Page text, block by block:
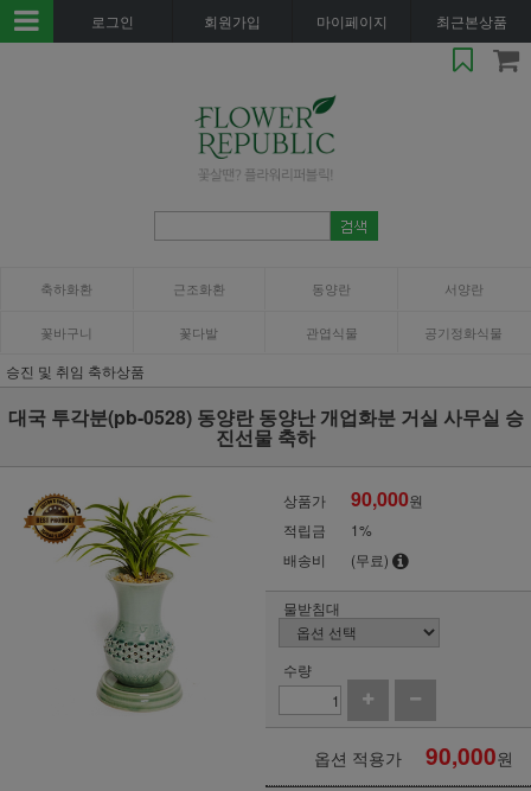
로그인 회원가입 마이페이지 최근본상품
축하화환 근조화환 동양란 서양란
꽃바구니 꽃다발 관엽식물 공기정화식물
승진 및 취임 축하상품
대국 투각분(pb-0528) 동양란 동양난 개업화분 거실 사무실 승
진선물 축하
상품가 90,000원
적립금
1%
배송비
(무료)
물받침대
수량
옵션 적용가 90,000원